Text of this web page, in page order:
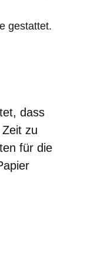
gestattet.
dass
zu
für die